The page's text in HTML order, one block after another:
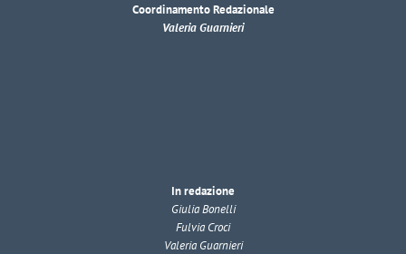
Coordinamento Redazionale
Valeria Guarnieri
In redazione
Giulia Bonelli
Fulvia Croci
Valeria Guarnieri